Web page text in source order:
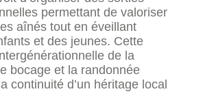
permettant de valoriser
aînés tout en éveillant
et des jeunes. Cette
de la
bocage et la randonnée
continuité d’un héritage local